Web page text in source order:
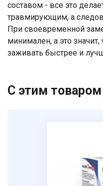
составом - все это
травмирующим, а
При своевременной
минимален, а это
заживать быстрее и
С этим
Нажимая на
соглашаетесь на